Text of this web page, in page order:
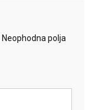
Neophodna polja